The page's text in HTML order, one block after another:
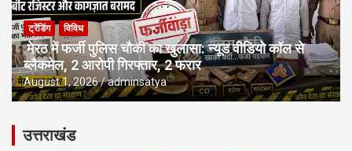
ट्रेंडिंग विविध
मेरठ में फर्जी पुलिस चौकी का खुलासा: न्यूड वीडियो कॉल से
ब्लैकमेल, 2 आरोपी गिरफ्तार, 2 फरार
August 1, 2026 adminsatya
उत्तराखंड